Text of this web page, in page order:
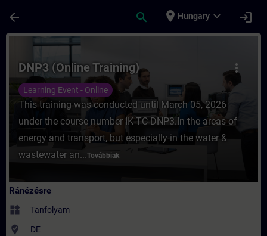
arrow_back search place Hungary expand_more login
Tanfolyam - DNP3 (Online Training) -
more_vert
DNP3 (Online Training)
Learning Event - Online
This training was conducted until March 05, 2026
under the course number IK-TC-DNP3.In the areas of
energy and transport, but especially in the water &
wastewater an...Továbbiak
Ránézésre
widgets Tanfolyam
where_to_vote DE